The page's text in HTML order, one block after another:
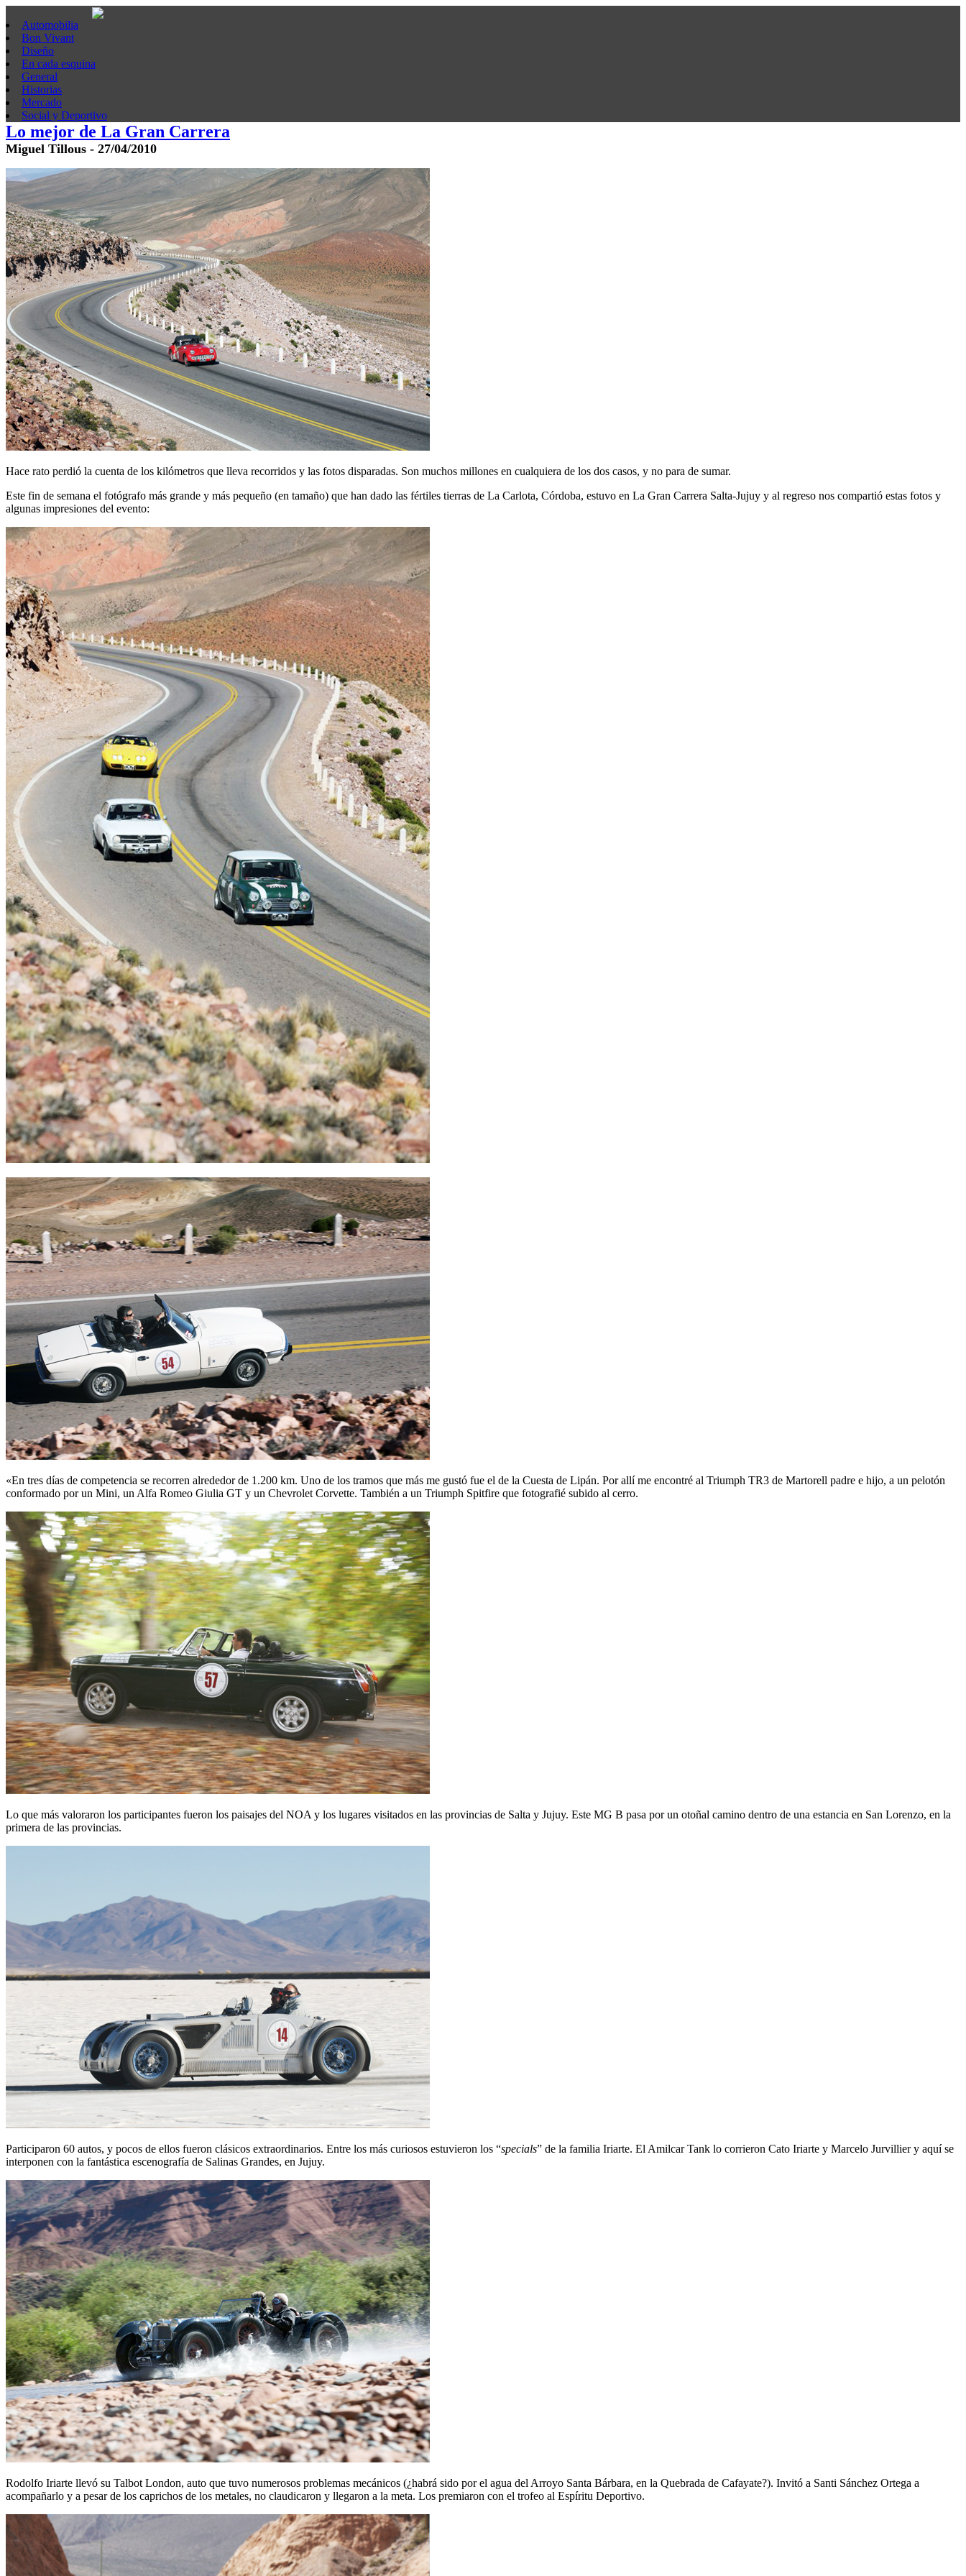
Automobilia
Bon Vivant
Diseño
En cada esquina
General
Historias
Mercado
Social y Deportivo
Lo mejor de La Gran Carrera
Miguel Tillous - 27/04/2010
Hace rato perdió la cuenta de los kilómetros que lleva recorridos y las fotos disparadas. Son muchos millones en cualquiera de los dos casos, y no para de sumar.
Este fin de semana el fotógrafo más grande y más pequeño (en tamaño) que han dado las fértiles tierras de La Carlota, Córdoba, estuvo en La Gran Carrera Salta-Jujuy y al regreso nos compartió estas fotos y
algunas impresiones del evento:
«En tres días de competencia se recorren alrededor de 1.200 km. Uno de los tramos que más me gustó fue el de la Cuesta de Lipán. Por allí me encontré al Triumph TR3 de Martorell padre e hijo, a un pelotón
conformado por un Mini, un Alfa Romeo Giulia GT y un Chevrolet Corvette. También a un Triumph Spitfire que fotografié subido al cerro.
Lo que más valoraron los participantes fueron los paisajes del NOA y los lugares visitados en las provincias de Salta y Jujuy. Este MG B pasa por un otoñal camino dentro de una estancia en San Lorenzo, en la
primera de las provincias.
Participaron 60 autos, y pocos de ellos fueron clásicos extraordinarios. Entre los más curiosos estuvieron los “specials” de la familia Iriarte. El Amilcar Tank lo corrieron Cato Iriarte y Marcelo Jurvillier y aquí se
interponen con la fantástica escenografía de Salinas Grandes, en Jujuy.
Rodolfo Iriarte llevó su Talbot London, auto que tuvo numerosos problemas mecánicos (¿habrá sido por el agua del Arroyo Santa Bárbara, en la Quebrada de Cafayate?). Invitó a Santi Sánchez Ortega a
acompañarlo y a pesar de los caprichos de los metales, no claudicaron y llegaron a la meta. Los premiaron con el trofeo al Espíritu Deportivo.